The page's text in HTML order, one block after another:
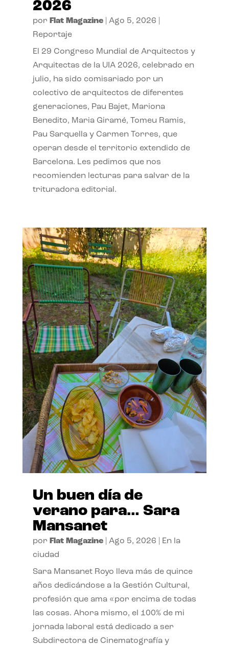
2026
por Flat Magazine| Ago 5, 2026
Reportaje
El 29 Congreso Mundial de Arquitectos y
Arquitectas de la UIA 2026, celebrado en
julio, ha sido comisariado por un
colectivo de arquitectos de diferentes
generaciones, Pau Bajet, Mariona
Benedito, Maria Giramé, Tomeu Ramis,
Pau Sarquella y Carmen Torres, que
operan desde el territorio extendido de
Barcelona. Les pedimos que nos
recomienden lecturas para salvar de la
trituradora editorial.
Un buen día de
verano para… Sara
Mansanet
por Flat Magazine| Ago 5, 2026
En la
ciudad
Sara Mansanet Royo lleva más de quince
años dedicándose a la Gestión Cultural,
profesión que ama «por encima de todas
las cosas. Ahora mismo, el 100% de mi
jornada laboral está dedicado a ser
Subdirectora de Cinematografía y